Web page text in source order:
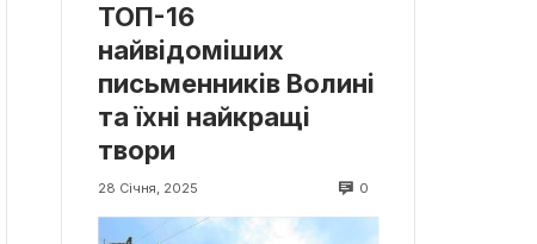
ТОП-16
найвідоміших
письменників Волині
та їхні найкращі
твори
28 Січня, 2025 0